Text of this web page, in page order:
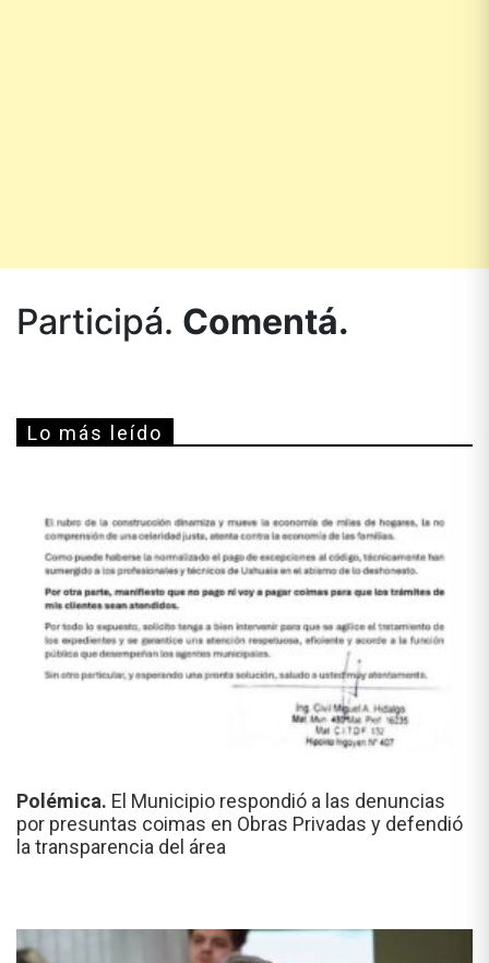
Participá. Comentá.
Lo más leído
Polémica. El Municipio respondió a las denuncias
por presuntas coimas en Obras Privadas y defendió
la transparencia del área